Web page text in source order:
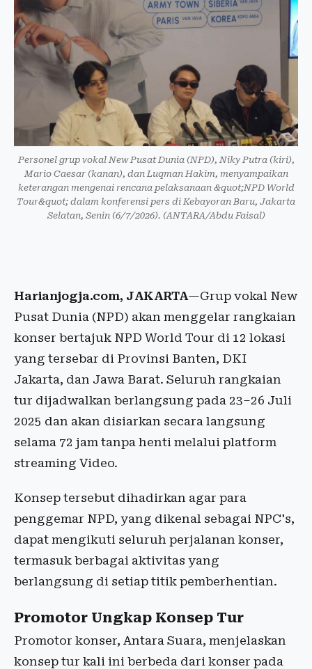
Personel grup vokal New Pusat Dunia (NPD), Niky Putra (kiri),
Mario Caesar (kanan), dan Luqman Hakim, menyampaikan
keterangan mengenai rencana pelaksanaan &quot;NPD World
Tour&quot; dalam konferensi pers di Kebayoran Baru, Jakarta
Selatan, Senin (6/7/2026). (ANTARA/Abdu Faisal)
Harianjogja.com, JAKARTA—Grup vokal New
Pusat Dunia (NPD) akan menggelar rangkaian
konser bertajuk NPD World Tour di 12 lokasi
yang tersebar di Provinsi Banten, DKI
Jakarta, dan Jawa Barat. Seluruh rangkaian
tur dijadwalkan berlangsung pada 23–26 Juli
2025 dan akan disiarkan secara langsung
selama 72 jam tanpa henti melalui platform
streaming Video.
Konsep tersebut dihadirkan agar para
penggemar NPD, yang dikenal sebagai NPC's,
dapat mengikuti seluruh perjalanan konser,
termasuk berbagai aktivitas yang
berlangsung di setiap titik pemberhentian.
Promotor Ungkap Konsep Tur
Promotor konser, Antara Suara, menjelaskan
konsep tur kali ini berbeda dari konser pada